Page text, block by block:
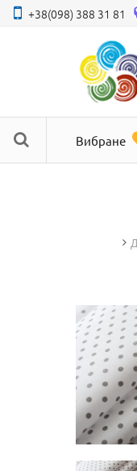
+38(098) 388 31 81
Вибране